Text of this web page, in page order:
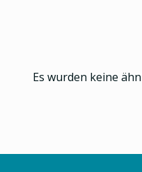
Es wurden keine